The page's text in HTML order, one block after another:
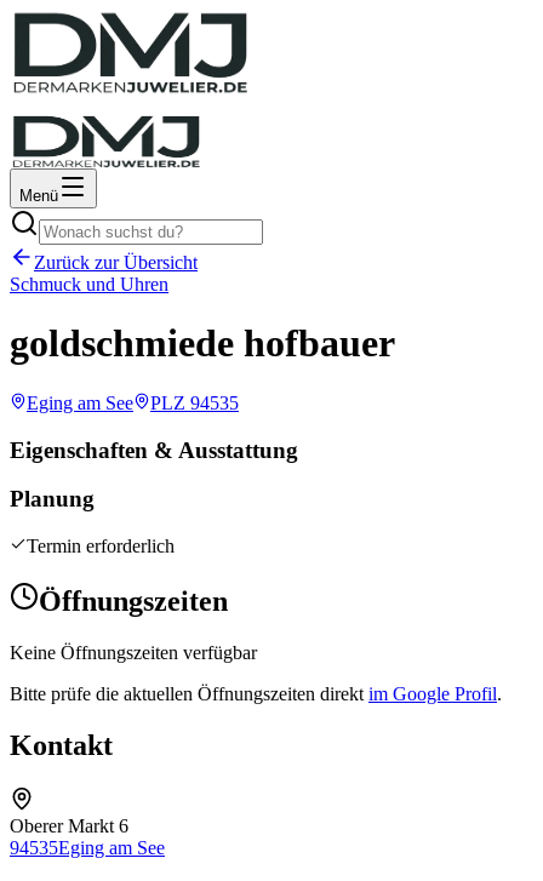
Menü
Zurück zur Übersicht
Schmuck und Uhren
goldschmiede hofbauer
Eging am See PLZ 94535
Eigenschaften & Ausstattung
Planung
Termin erforderlich
Öffnungszeiten
Keine Öffnungszeiten verfügbar
Bitte prüfe die aktuellen Öffnungszeiten direkt im Google Profil.
Kontakt
Oberer Markt 6
94535Eging am See